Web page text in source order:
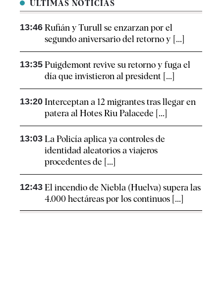
ÚLTIMAS NOTICIAS
13:46 Rufián y Turull se enzarzan por el
segundo aniversario del retorno y [...]
13:35 Puigdemont revive su retorno y fuga el
día que invistieron al president [...]
13:20 Interceptan a 12 migrantes tras llegar en
patera al Hotes Riu Palacede [...]
13:03 La Policía aplica ya controles de
identidad aleatorios a viajeros
procedentes de [...]
12:43 El incendio de Niebla (Huelva) supera las
4.000 hectáreas por los continuos [...]